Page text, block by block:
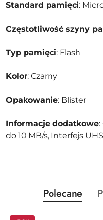
Standard pamięci:
Częstotliwość szyny
Typ pamięci: Flash
Kolor: Czarny
Opakowanie: Blister
Informacje dodatkowe:
do 10 MB/s, Interfejs
Pomiń karuzelę
Produkty
o
Polecane